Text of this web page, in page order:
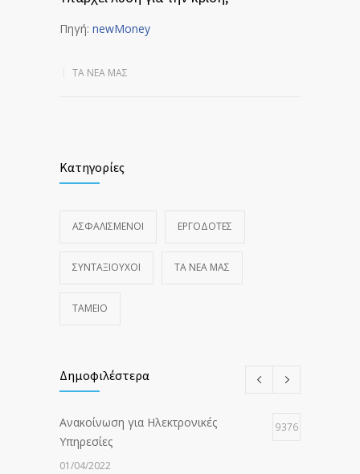
Πηγή: newMoney
ΤΑ ΝΈΑ ΜΑΣ
Κατηγορίες
ΑΣΦΑΛΙΣΜΕΝΟΙ ΕΡΓΟΔΟΤΕΣ
ΣΥΝΤΑΞΙΟΥΧΟΙ ΤΑ ΝΈΑ ΜΑΣ
ΤΑΜΕΙΟ
Δημοφιλέστερα
Ανακοίνωση για Ηλεκτρονικές
Υπηρεσίες
9376
01/04/2022